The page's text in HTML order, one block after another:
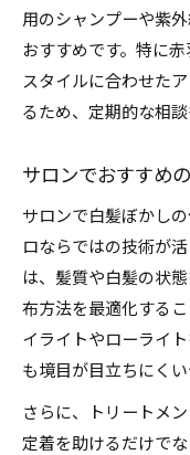
用のシャンプーや紫
おすすめです。特に
スタイルに合わせた
るため、定期的な相
サロンでおすすめ
サロンで白髪ぼかし
ロならではの技術が
は、髪質や白髪の状
布方法を最適化する
イライトやローライ
も境目が目立ちにく
さらに、トリートメ
定着を助けるだけで